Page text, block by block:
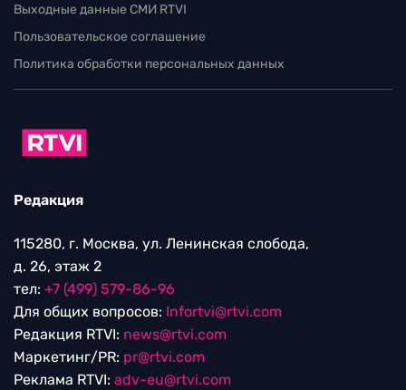
Выходные данные СМИ RTVI
Пользовательское соглашение
Политика обработки персональных данных
Редакция
115280, г. Москва, ул. Ленинская слобода,
д. 26, этаж 2
тел: +7 (499) 579-86-96
Для общих вопросов: Infortvi@rtvi.com
Редакция RTVI: news@rtvi.com
Маркетинг/PR: pr@rtvi.com
Реклама RTVI: adv-eu@rtvi.com